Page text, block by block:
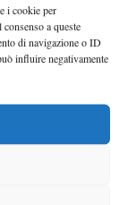
i cookie per
a queste
di navigazione o ID
influire negativamente
di